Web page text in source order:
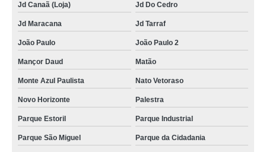
Jd Canaã (Loja) Jd Do Cedro
Jd Maracana Jd Tarraf
João Paulo João Paulo 2
Mançor Daud Matão
Monte Azul Paulista Nato Vetoraso
Novo Horizonte Palestra
Parque Estoril Parque Industrial
Parque São Miguel Parque da Cidadania